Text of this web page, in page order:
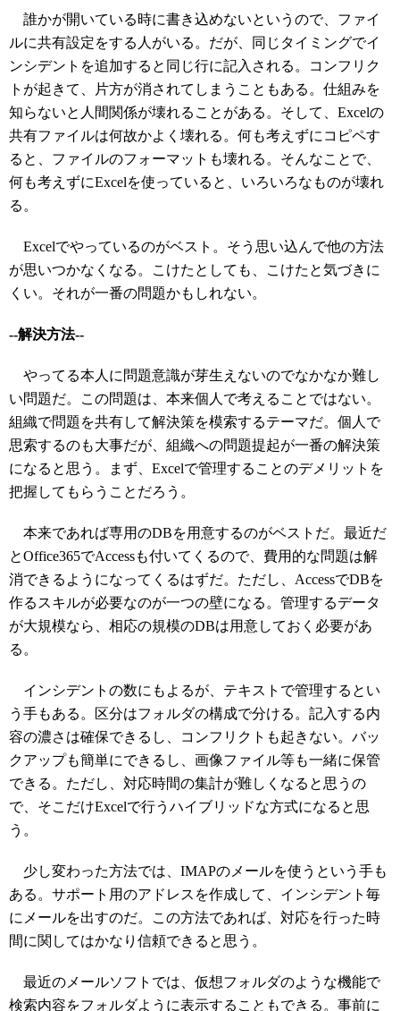
誰かが開いている時に書き込めないというので、ファイ
ルに共有設定をする人がいる。だが、同じタイミングでイ
ンシデントを追加すると同じ行に記入される。コンフリク
トが起きて、片方が消されてしまうこともある。仕組みを
知らないと人間関係が壊れることがある。そして、Excelの
共有ファイルは何故かよく壊れる。何も考えずにコピペす
ると、ファイルのフォーマットも壊れる。そんなことで、
何も考えずにExcelを使っていると、いろいろなものが壊れ
る。
Excelでやっているのがベスト。そう思い込んで他の方法
が思いつかなくなる。こけたとしても、こけたと気づきに
くい。それが一番の問題かもしれない。
--解決方法--
やってる本人に問題意識が芽生えないのでなかなか難し
い問題だ。この問題は、本来個人で考えることではない。
組織で問題を共有して解決策を模索するテーマだ。個人で
思索するのも大事だが、組織への問題提起が一番の解決策
になると思う。まず、Excelで管理することのデメリットを
把握してもらうことだろう。
本来であれば専用のDBを用意するのがベストだ。最近だ
とOffice365でAccessも付いてくるので、費用的な問題は解
消できるようになってくるはずだ。ただし、AccessでDBを
作るスキルが必要なのが一つの壁になる。管理するデータ
が大規模なら、相応の規模のDBは用意しておく必要があ
る。
インシデントの数にもよるが、テキストで管理するとい
う手もある。区分はフォルダの構成で分ける。記入する内
容の濃さは確保できるし、コンフリクトも起きない。バッ
クアップも簡単にできるし、画像ファイル等も一緒に保管
できる。ただし、対応時間の集計が難しくなると思うの
で、そこだけExcelで行うハイブリッドな方式になると思
う。
少し変わった方法では、IMAPのメールを使うという手も
ある。サポート用のアドレスを作成して、インシデント毎
にメールを出すのだ。この方法であれば、対応を行った時
間に関してはかなり信頼できると思う。
最近のメールソフトでは、仮想フォルダのような機能で
検索内容をフォルダように表示することもできる。事前に